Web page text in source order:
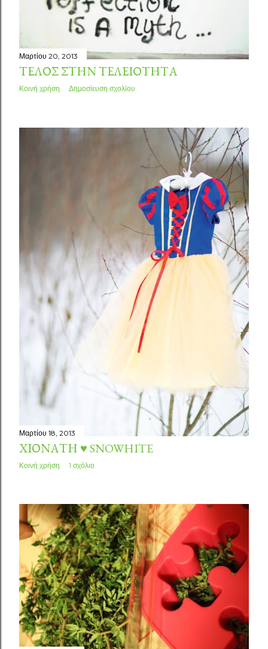
Μαρτίου 20, 2013
ΤΈΛΟΣ ΣΤΗΝ ΤΕΛΕΙΌΤΗΤΑ
Κοινή χρήση Δημοσίευση σχολίου
Μαρτίου 18, 2013
ΧΙΟΝΆΤΗ ♥ SNOWHITE
Κοινή χρήση 1 σχόλιο